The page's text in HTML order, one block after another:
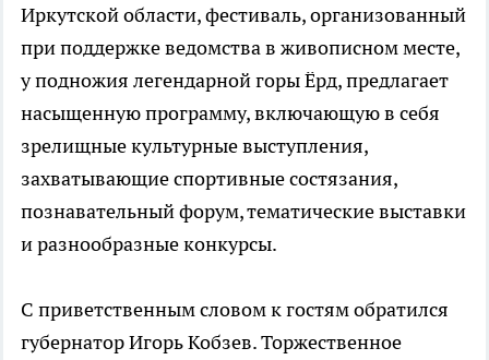
Иркутской области, фестиваль, организованный
при поддержке ведомства в живописном месте,
у подножия легендарной горы Ёрд, предлагает
насыщенную программу, включающую в себя
зрелищные культурные выступления,
захватывающие спортивные состязания,
познавательный форум, тематические выставки
и разнообразные конкурсы.
С приветственным словом к гостям обратился
губернатор Игорь Кобзев. Торжественное